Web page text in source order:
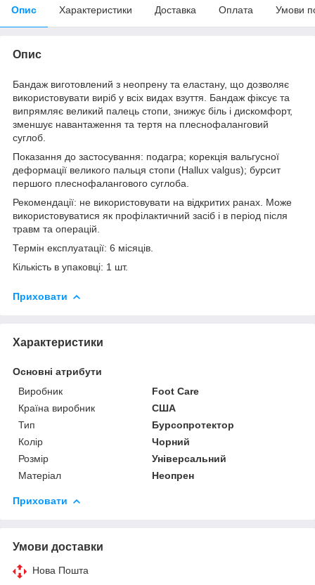
Опис Характеристики Доставка Оплата Умови
Опис
Бандаж виготовлений з неопрену та еластану, що дозволяє
використовувати виріб у всіх видах взуття. Бандаж фіксує та
випрямляє великий палець стопи, знижує біль і дискомфорт,
зменшує навантаження та тертя на плеснофаланговий
суглоб.
Показання до застосування: подагра; корекція вальгусної
деформації великого пальця стопи (Hallux valgus); бурсит
першого плеснофалангового суглоба.
Рекомендації: не використовувати на відкритих ранах. Може
використовуватися як профілактичний засіб і в період після
травм та операцій.
Термін експлуатації: 6 місяців.
Кількість в упаковці: 1 шт.
Приховати
Характеристики
Основні атрибути
Виробник
Foot Care
Країна виробник
США
Тип
Бурсопротектор
Колір
Чорний
Розмір
Універсальний
Матеріал
Неопрен
Приховати
Умови доставки
Нова Пошта